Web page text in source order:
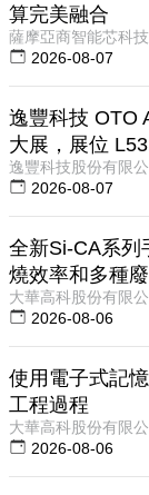
算完美融合
薩摩亞商智能芯科
2026-08-07
逸豐科技 OTO
大展，展位
逸豐科技股份有限
2026-08-07
全新Si-CA系列
燒效率和多種
大華高科股份有限
2026-08-06
使用電子式記
工程過程
大華高科股份有限
2026-08-06